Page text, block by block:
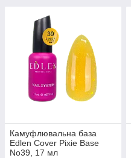
Камуфлювальна база
Edlen Cover Pixie Base
No39, 17 мл